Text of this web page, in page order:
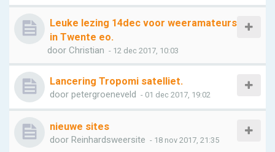
Leuke lezing 14dec voor weeramateurs
in Twente eo.
door Christian - 12 dec 2017, 10:03
Lancering Tropomi satelliet.
door petergroeneveld - 01 dec 2017, 19:02
nieuwe sites
door Reinhardsweersite - 18 nov 2017, 21:35